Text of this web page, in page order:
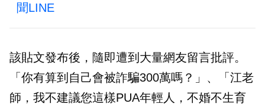
聞LINE
該貼文發布後，隨即遭到大量網友留言批評。
「你有算到自己會被詐騙300萬嗎？」、「江老
師，我不建議您這樣PUA年輕人，不婚不生育